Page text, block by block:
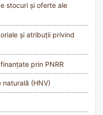
stocuri și oferte ale
și atribuții privind
prin PNRR
naturală (HNV)